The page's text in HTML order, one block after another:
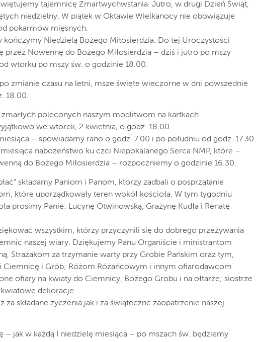
tajemnicę Zmartwychwstania. Jutro, w drugi Dzień Świąt,
niedzielny. W piątek w Oktawie Wielkanocy nie obowiązuje
pokarmów mięsnych.
kończymy Niedzielą Bożego Miłosierdzia. Do tej Uroczystości
przez Nowennę do Bożego Miłosierdzia – dziś i jutro po mszy
wtorku po mszy św. o godzinie 18.00.
zmianie czasu na letni, msze święte wieczorne w dni powszednie
18.00.
poleconych naszym modlitwom na kartkach
we wtorek, 2 kwietnia, o godz. 18.00.
– spowiadamy rano o godz. 7.00 i po południu od godz. 17.30.
nabożeństwo ku czci Niepokalanego Serca NMP, które –
do Bożego Miłosierdzia – rozpoczniemy o godzinie 16.30.
składamy Paniom i Panom, którzy zadbali o posprzątanie
które uporządkowały teren wokół kościoła. W tym tygodniu
prosimy Panie: Lucynę Otwinowską, Grażynę Kudła i Renatę
wszystkim, którzy przyczynili się do dobrego przeżywania
naszej wiary. Dziękujemy Panu Organiście i ministrantom
Strażakom za trzymanie warty przy Grobie Pańskim oraz tym,
Ciemnicę i Grób; Różom Różańcowym i innym ofiarodawcom
ofiary na kwiaty do Ciemnicy, Bożego Grobu i na ołtarze; siostrze
dekoracje.
za składane życzenia jak i za świąteczne zaopatrzenie naszej
– jak w każdą I niedzielę miesiąca – po mszach św. będziemy